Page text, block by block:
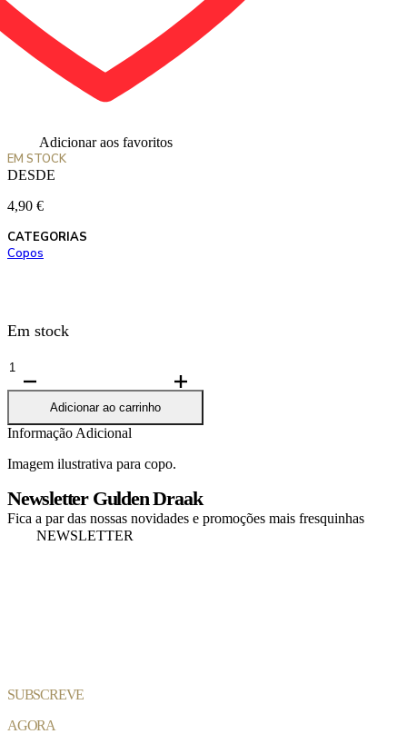
Adicionar aos favoritos
EM STOCK
DESDE
4,90 €
CATEGORIAS
Copos
Em stock
Quantidade
Gentse
Tripel
33cl
Adicionar ao carrinho
Informação Adicional
Imagem ilustrativa para copo.
Newsletter Gulden Draak
Fica a par das nossas novidades e promoções mais fresquinhas
NEWSLETTER
SUBSCREVE
AGORA